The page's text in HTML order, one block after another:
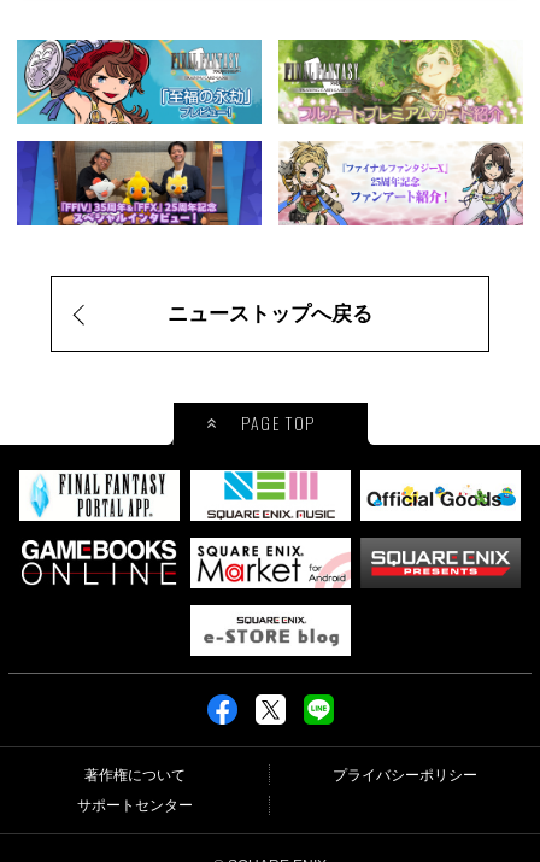
ニューストップへ戻る
PAGE TOP
著作権について
プライバシーポリシー
サポートセンター